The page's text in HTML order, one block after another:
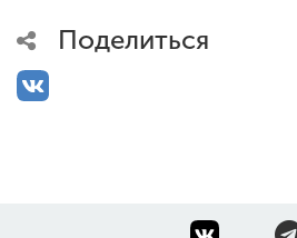
Поделиться